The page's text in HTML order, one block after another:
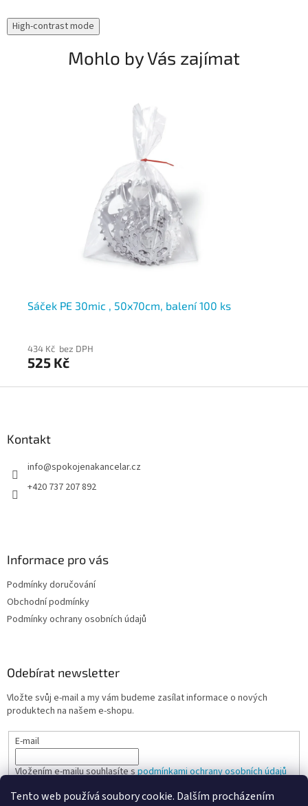
Tento web používá soubory cookie. Dalším procházením
High-contrast mode
Mohlo by Vás zajímat
Sáček PE 30mic , 50x70cm, balení 100 ks
434 Kč bez DPH
525 Kč
Kontakt
info@spokojenakancelar.cz
+420 737 207 892
Informace pro vás
Podmínky doručování
Obchodní podmínky
Podmínky ochrany osobních údajů
Odebírat newsletter
Vložte svůj e-mail a my vám budeme zasílat informace o nových
produktech na našem e-shopu.
E-mail
Vložením e-mailu souhlasíte spodmínkami ochrany osobních údajů
PŘIHLÁSIT SE